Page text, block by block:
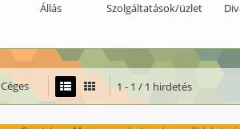
Állás Szolgáltatások/üzlet
Céges 1 - 1 / 1 hirdetés